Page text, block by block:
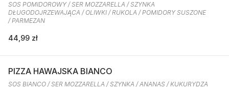
SOS POMIDOROWY / SER MOZZARELLA / SZYNKA
DŁUGODOJRZEWAJĄCA / OLIWKI / RUKOLA / POMIDORY SUSZONE
/ PARMEZAN
44,99 zł
PIZZA HAWAJSKA BIANCO
SOS BIANCO / SER MOZZARELLA / SZYNKA / ANANAS / KUKURYDZA